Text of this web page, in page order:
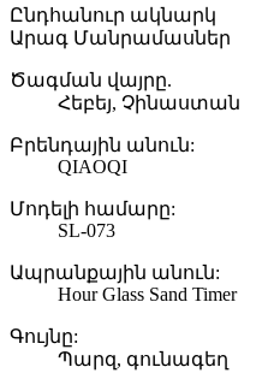
Ընդհանուր ակնարկ
Արագ Մանրամասներ
Ծագման վայրը.
Հեբեյ, Չինաստան
Բրենդային անուն:
QIAOQI
Մոդելի համարը:
SL-073
Ապրանքային անուն:
Hour Glass Sand Timer
Գույնը:
Պարզ, գունագեղ